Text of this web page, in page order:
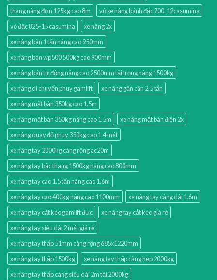
thang nâng đơn 125kg cao 8m
vỏ xe nâng bánh đặc 700-12casumina
vỏ đặc 825-15 casumina
xe nâng 2x
xe nâng bàn 1 tấn nâng cao 950mm
xe nâng bàn wp500 500kg cao 900mm
xe nâng bán tự động nâng cao 2500mm tải trọng nâng 1500kg
xe nâng di chuyển phuy gamlift
xe nâng gắn cân 2.5 tấn
xe nâng mặt bàn 350kg cao 1.5m
xe nâng mặt bàn 350kg nâng cao 1.5m
xe nâng mặt bàn điện 2x
xe nâng quay đổ phuy 350kg cao 1.4 mét
xe nâng tay 2000kg càng rộng ac20m
xe nâng tay bậc thang 1500kg nâng cao 800mm
xe nâng tay cao 1.5 tấn nâng cao 1.6m
xe nâng tay cao 400kg nâng cao 1100mm
xe nâng tay càng dài 1.6m
xe nâng tay cắt kéo gamlift đức
xe nâng tay cắt kéo giá rẻ
xe nâng tay siêu dài 2 mét giá rẻ
xe nâng tay thấp 51mm càng rộng 685x1220mm
xe nâng tay thấp 1500kg
xe nâng tay thấp càng hẹp 2000kg
xe nâng tay thấp càng siêu dài 2m tải 2000kg